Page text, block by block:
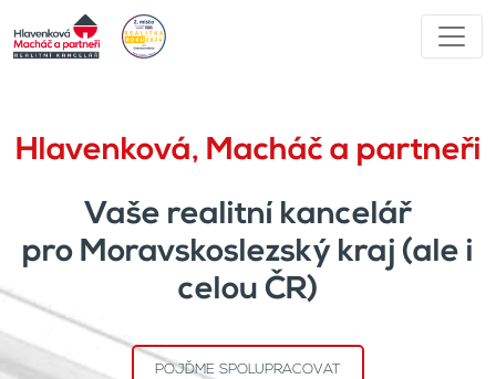
Hlavenková, Macháč a partneři
Vaše realitní kancelář
pro Moravskoslezský kraj (ale i
celou ČR)
POJĎME SPOLUPRACOVAT